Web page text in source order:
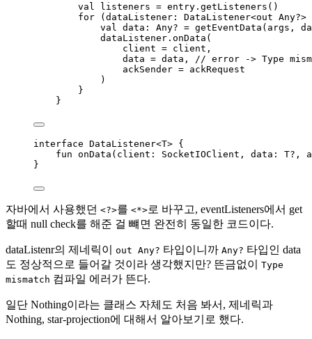
val
listeners = entry. getListeners ()
for (dataListener: DataListener<out
val
data : Any? = getEventData (args,
dataListener. onData (
client = client,
data = data ,
// error -> Type
ackSender = ackRequest
)
}
}
interface DataListener<T> {
fun onData (client: SocketIOClient, data : T?,
}
자바에서 사용했던 <?>를 <*>로 바꾸고, eventListeners에서 get
할때 null check를 해준 걸 뺴면 완전히 동일한 코드이다.
dataListenr의 제네릭이 out Any? 타입이니까 Any? 타입인 data
도 정상적으로 들어갈 것이라 생각했지만? 뜬금없이 Type
mismatch 컴파일 에러가 뜬다.
일단 Nothing이라는 클래스 자체도 처음 봐서, 제네릭과
Nothing, star-projection에 대해서 알아보기로 했다.